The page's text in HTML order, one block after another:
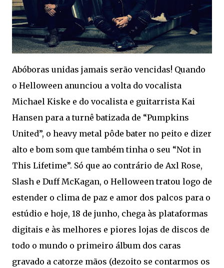
Abóboras unidas jamais serão vencidas! Quando
o Helloween anunciou a volta do vocalista
Michael Kiske e do vocalista e guitarrista Kai
Hansen para a turnê batizada de “Pumpkins
United”, o heavy metal pôde bater no peito e dizer
alto e bom som que também tinha o seu “Not in
This Lifetime”. Só que ao contrário de Axl Rose,
Slash e Duff McKagan, o Helloween tratou logo de
estender o clima de paz e amor dos palcos para o
estúdio e hoje, 18 de junho, chega às plataformas
digitais e às melhores e piores lojas de discos de
todo o mundo o primeiro álbum dos caras
gravado a catorze mãos (dezoito se contarmos os